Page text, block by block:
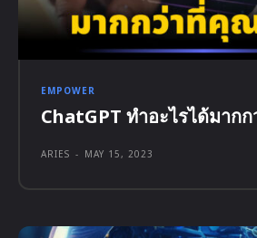
EMPOWER
ChatGPT ทำอะไรได้มาก
ARIES - MAY 15, 2023